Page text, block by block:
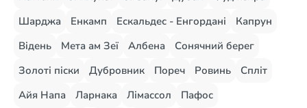
Шарджа
Енкамп Ескальдес - Енгордані
Капрун
Відень
Мета ам Зеї Албена
Сонячний берег
Золоті піски
Дубровник Пореч Ровинь
Спліт
Айя Напа
Ларнака Лімассол
Пафос